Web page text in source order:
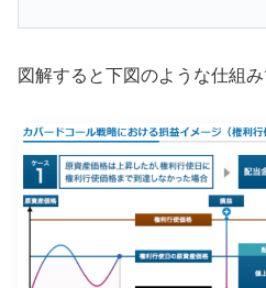
図解すると下図のような仕組み